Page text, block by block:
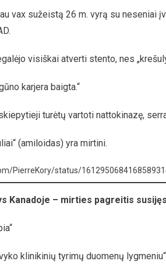
vax sužeistą 26 m. vyrą su
visiškai atverti stento, nes
karjera baigta.“
turėtų vartoti nattokinazę,
(amiloidas) yra mirtini.
PierreKory/status/
Kanadoje – mirties pagreitis
klinikinių tyrimų duomenų lygmeniu“